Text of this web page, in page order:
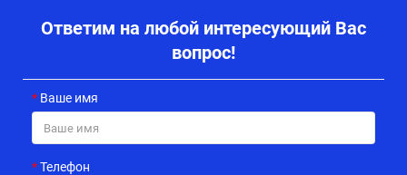
Ответим на любой интересующий Вас
вопрос!
Ваше имя
Телефон